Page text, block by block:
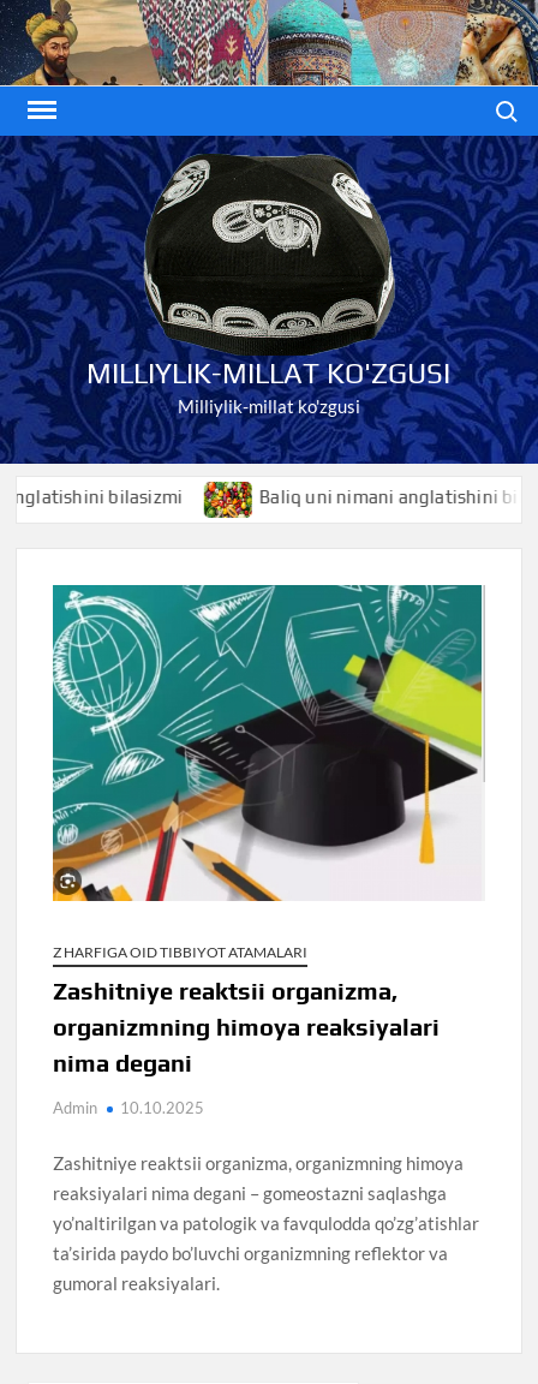
Skip
to
content
MILLIYLIK-MILLAT KO'ZGUSI
Milliylik-millat ko'zgusi
bilasizmi Baliq uni nimani anglatishini
Z HARFIGA OID TIBBIYOT ATAMALARI
Zashitniye reaktsii organizma,
organizmning himoya reaksiyalari
nima degani
Admin 10.10.2025
Zashitniye reaktsii organizma, organizmning himoya
reaksiyalari nima degani – gomeostazni saqlashga
yo’naltirilgan va patologik va favqulodda qo’zg’atishlar
ta’sirida paydo bo’luvchi organizmning reflektor va
gumoral reaksiyalari.